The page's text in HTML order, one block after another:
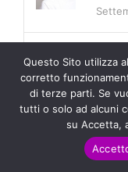
Questo Sito utilizza
corretto
di terze parti. Se
tutti o solo ad alcuni
su Accetta,